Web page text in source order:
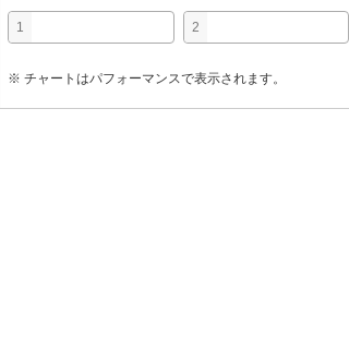
1 2
※ チャートはパフォーマンスで表示されます。